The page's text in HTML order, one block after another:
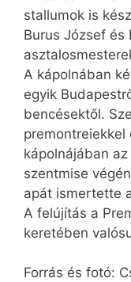
stallumok is
Burus József és
A kápolnában
egyik
bencésektől.
premontreiekkel
kápolnájában
szentmise
apát ismertette
A felújítás a
keretében
Forrás és fotó: